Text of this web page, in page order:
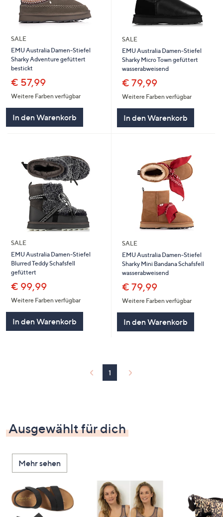
SALE
EMU Australia Damen-Stiefel
Sharky Adventure gefüttert
bestickt
€ 57,99
Weitere Farben verfügbar
In den Warenkorb
SALE
EMU Australia Damen-Stiefel
Sharky Micro Town gefüttert
wasserabweisend
€ 79,99
Weitere Farben verfügbar
In den Warenkorb
SALE
EMU Australia Damen-Stiefel
Blurred Teddy Schafsfell
gefüttert
€ 99,99
Weitere Farben verfügbar
In den Warenkorb
SALE
EMU Australia Damen-Stiefel
Sharky Mini Bandana Schafsfell
wasserabweisend
€ 79,99
Weitere Farben verfügbar
In den Warenkorb
1
Ausgewählt für dich
Mehr sehen